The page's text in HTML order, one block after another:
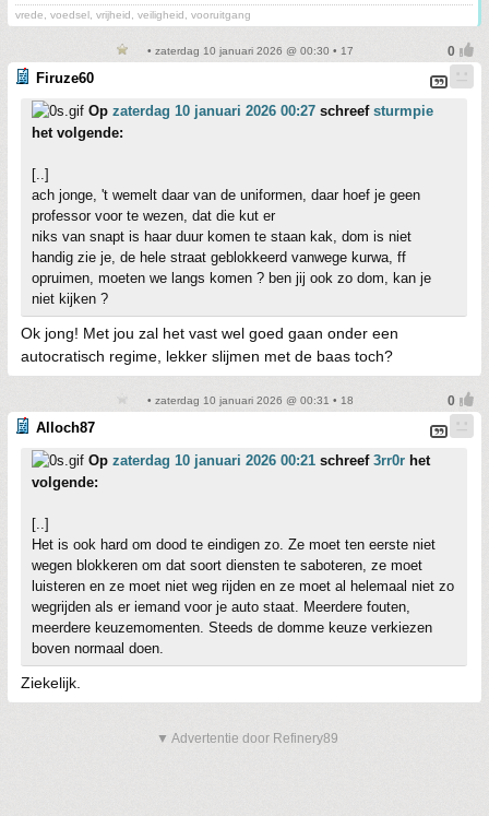
vrede, voedsel, vrijheid, veiligheid, vooruitgang
• zaterdag 10 januari 2026 @ 00:30 • 17
Firuze60
Op zaterdag 10 januari 2026 00:27 schreef sturmpie
het volgende:
[..]
ach jonge, 't wemelt daar van de uniformen, daar hoef je geen
professor voor te wezen, dat die kut er
niks van snapt is haar duur komen te staan kak, dom is niet
handig zie je, de hele straat geblokkeerd vanwege kurwa, ff
opruimen, moeten we langs komen ? ben jij ook zo dom, kan je
niet kijken ?
Ok jong! Met jou zal het vast wel goed gaan onder een
autocratisch regime, lekker slijmen met de baas toch?
• zaterdag 10 januari 2026 @ 00:31 • 18
Alloch87
Op zaterdag 10 januari 2026 00:21 schreef 3rr0r het
volgende:
[..]
Het is ook hard om dood te eindigen zo. Ze moet ten eerste niet
wegen blokkeren om dat soort diensten te saboteren, ze moet
luisteren en ze moet niet weg rijden en ze moet al helemaal niet zo
wegrijden als er iemand voor je auto staat. Meerdere fouten,
meerdere keuzemomenten. Steeds de domme keuze verkiezen
boven normaal doen.
Ziekelijk.
▼ Advertentie door Refinery89